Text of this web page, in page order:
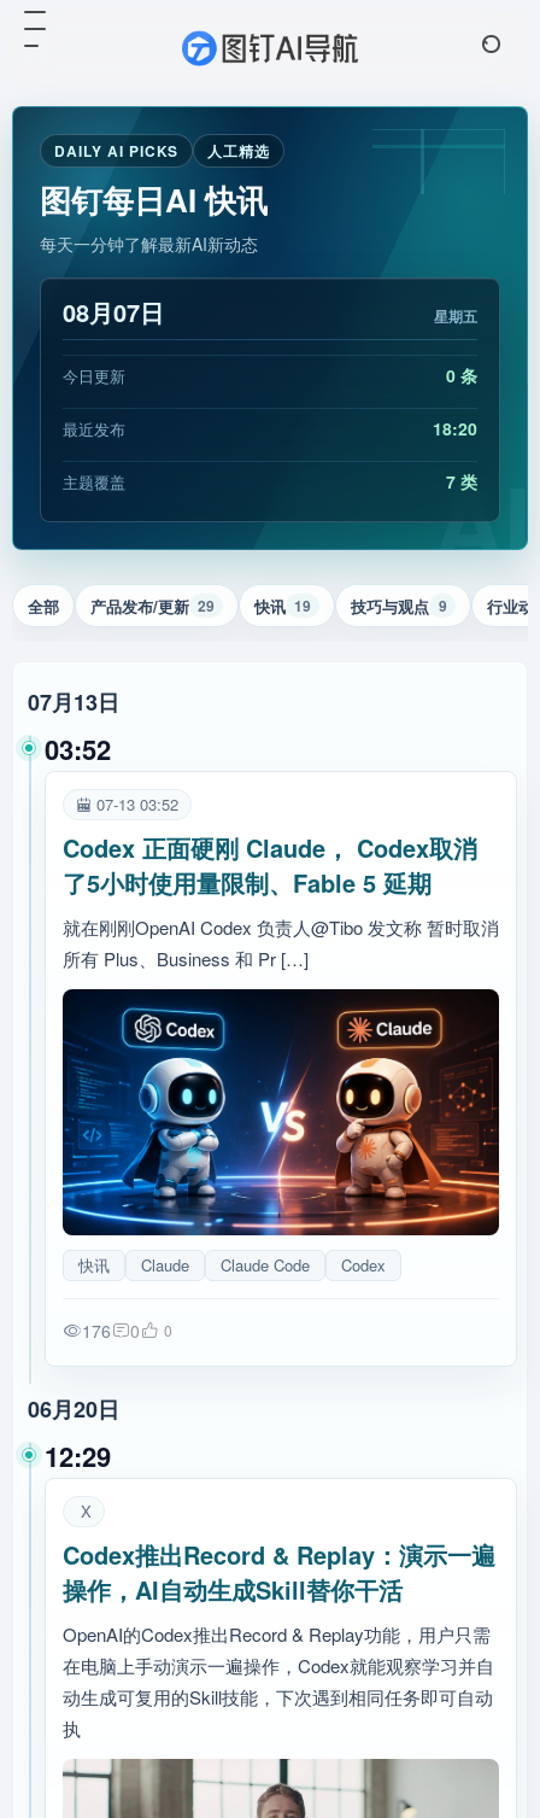
AI
DAILY AI PICKS 人工精选
图钉每日AI 快讯
每天一分钟了解最新AI新动态
08月07日 星期五
今日更新 0 条
最近发布 18:20
主题覆盖 7 类
全部 产品发布/更新 29 快讯 19 技巧与观点 9 行业动
07月13日
03:52
07-13 03:52
Codex 正面硬刚 Claude， Codex取消
了5小时使用量限制、Fable 5 延期
就在刚刚OpenAI Codex 负责人@Tibo 发文称 暂时取消
所有 Plus、Business 和 Pr […]
快讯 Claude Claude Code Codex
176 0 0
06月20日
12:29
X
Codex推出Record & Replay：演示一遍
操作，AI自动生成Skill替你干活
OpenAI的Codex推出Record & Replay功能，用户只需
在电脑上手动演示一遍操作，Codex就能观察学习并自
动生成可复用的Skill技能，下次遇到相同任务即可自动
执